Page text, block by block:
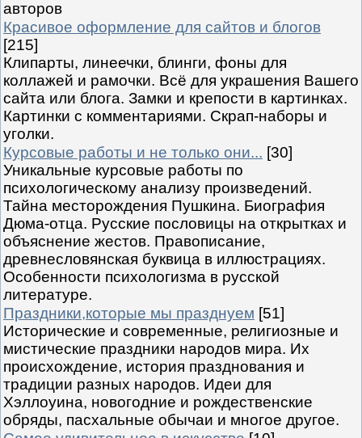
авторов
Красивое оформление для сайтов и блогов
[215]
Клипарты, линеечки, блинги, фоны для
коллажей и рамочки. Всё для украшения Вашего
сайта или блога. Замки и крепости в картинках.
Картинки с комментариями. Скрап-наборы и
уголки.
Курсовые работы и не только они... [30]
Уникальные курсовые работы по
психологическому анализу произведений.
Тайна месторождения Пушкина. Биография
Дюма-отца. Русские пословицы на открытках и
объяснение жестов. Правописание,
древнесловянская буквица в иллюстрациях.
Особенности психологизма в русской
литературе.
Праздники,которые мы празднуем [51]
Исторические и современные, религиозные и
мистические праздники народов мира. Их
происхождение, история празднования и
традиции разных народов. Идеи для
Хэллоуина, новогодние и рождественские
обряды, пасхальные обычаи и многое другое.